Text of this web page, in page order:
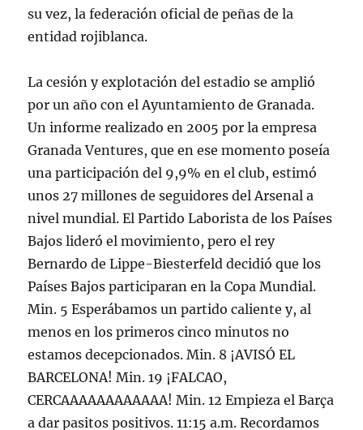
su vez, la federación oficial de peñas de la
entidad rojiblanca.
La cesión y explotación del estadio se amplió
por un año con el Ayuntamiento de Granada.
Un informe realizado en 2005 por la empresa
Granada Ventures, que en ese momento poseía
una participación del 9,9% en el club, estimó
unos 27 millones de seguidores del Arsenal a
nivel mundial. El Partido Laborista de los Países
Bajos lideró el movimiento, pero el rey
Bernardo de Lippe-Biesterfeld decidió que los
Países Bajos participaran en la Copa Mundial.
Min. 5 Esperábamos un partido caliente y, al
menos en los primeros cinco minutos no
estamos decepcionados. Min. 8 ¡AVISÓ EL
BARCELONA! Min. 19 ¡FALCAO,
CERCAAAAAAAAAAAA! Min. 12 Empieza el Barça
a dar pasitos positivos. 11:15 a.m. Recordamos